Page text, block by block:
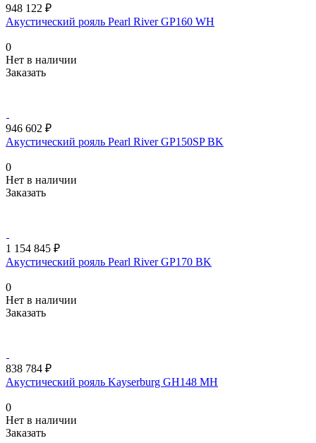
948 122 ₽
Акустический рояль Pearl River GP160 WH
0
Нет в наличии
Заказать
946 602 ₽
Акустический рояль Pearl River GP150SP BK
0
Нет в наличии
Заказать
1 154 845 ₽
Акустический рояль Pearl River GP170 BK
0
Нет в наличии
Заказать
838 784 ₽
Акустический рояль Kayserburg GH148 MH
0
Нет в наличии
Заказать